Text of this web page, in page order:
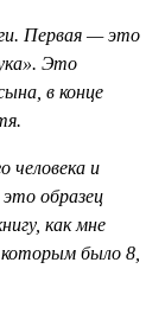
Первая — это
Это
в конце
человека и
образец
как мне
было 8,